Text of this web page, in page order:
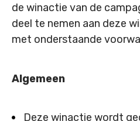
de winactie van de
deel te nemen aan deze
met onderstaande
Algemeen
Deze winactie wordt